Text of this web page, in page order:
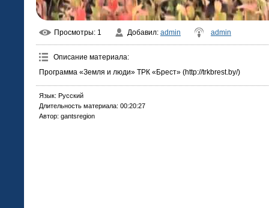
Просмотры: 1 Добавил: admin admin
Описание материала:
Программа «Земля и люди» ТРК «Брест» (http://trkbrest.by/)
Язык: Русский
Длительность материала: 00:20:27
Автор: gantsregion